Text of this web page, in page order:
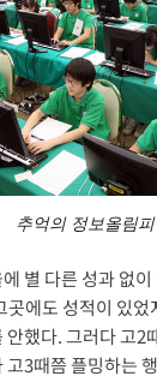
추억의 정보올림피
별 다른 성과 없
곳에도 성적이 있었
안했다. 그러다 고2
고3때쯤 플밍하는